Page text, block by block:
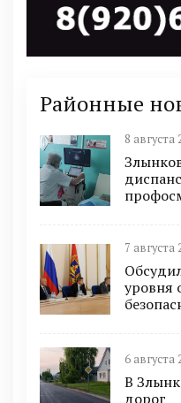
Районные
8 августа
7 августа
уровня
6 августа
В
дорог